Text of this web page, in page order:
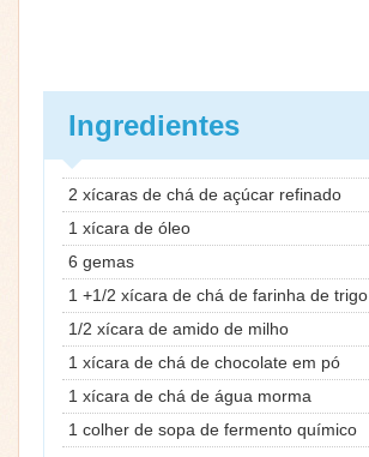
Ingredientes
2 xícaras de chá de açúcar refinado
1 xícara de óleo
6 gemas
1 +1/2 xícara de chá de farinha de trigo
1/2 xícara de amido de milho
1 xícara de chá de chocolate em pó
1 xícara de chá de água morma
1 colher de sopa de fermento químico